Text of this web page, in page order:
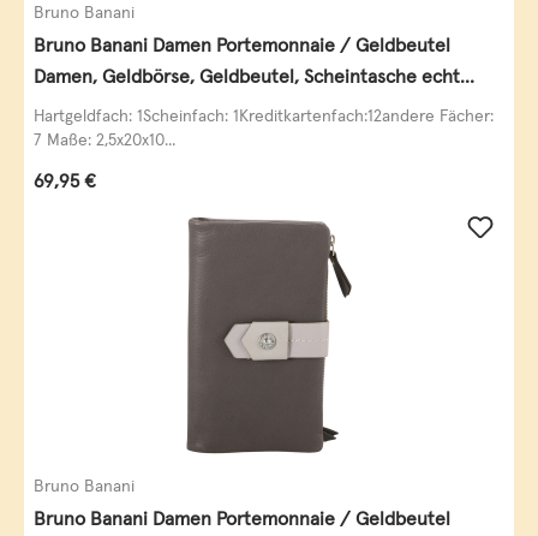
Bruno Banani
Bruno Banani Damen Portemonnaie / Geldbeutel
Damen, Geldbörse, Geldbeutel, Scheintasche echt
Leder
Hartgeldfach: 1Scheinfach: 1Kreditkartenfach:12andere Fächer:
7 Maße: 2,5x20x10...
Regulärer Preis:
69,95 €
Bruno Banani
Bruno Banani Damen Portemonnaie / Geldbeutel